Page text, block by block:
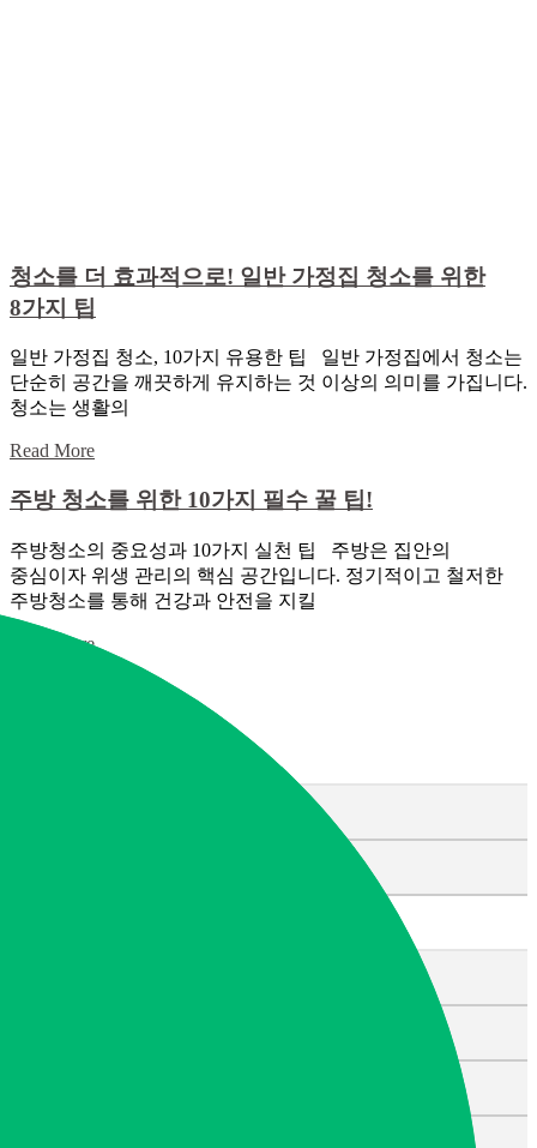
청소를 더 효과적으로! 일반 가정집 청소를 위한
8가지 팁
일반 가정집 청소, 10가지 유용한 팁 일반 가정집에서 청소는
단순히 공간을 깨끗하게 유지하는 것 이상의 의미를 가집니다.
청소는 생활의
Read More
주방 청소를 위한 10가지 필수 꿀 팁!
주방청소의 중요성과 10가지 실천 팁 주방은 집안의
중심이자 위생 관리의 핵심 공간입니다. 정기적이고 철저한
주방청소를 통해 건강과 안전을 지킬
Read More